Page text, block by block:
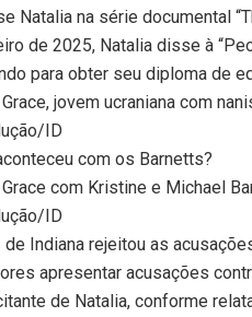
Natalia na série documental
de 2025, Natalia disse à
para obter seu diploma de
jovem ucraniana com
ID
com os Barnetts?
com Kristine e Michael
ID
de Indiana rejeitou as
apresentar acusações
de Natalia, conforme